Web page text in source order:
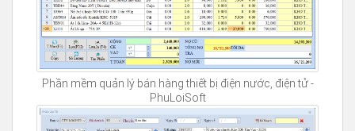
Phần mềm quản lý bán hàng thiết bị điện nước, điện tử -
PhuLoiSoft